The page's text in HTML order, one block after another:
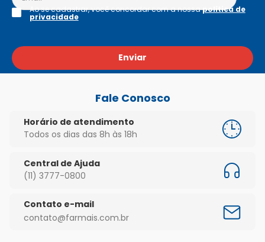
Enviar
Ao se cadastrar, você concordar com a nossapolítica de
privacidade
Fale Conosco
Horário de atendimento
Todos os dias das 8h às 18h
Central de Ajuda
(11) 3777-0800
Contato e-mail
contato@farmais.com.br